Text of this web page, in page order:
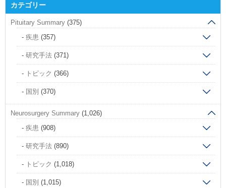
カテゴリー
Pituitary Summary (375)
疾患 (357)
研究手法 (371)
トピック (366)
国別 (370)
Neurosurgery Summary (1,026)
疾患 (908)
研究手法 (890)
トピック (1,018)
国別 (1,015)